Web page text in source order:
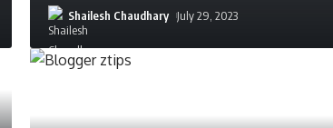
Shailesh Chaudhary July 29, 2023